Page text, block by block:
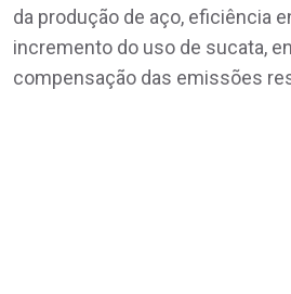
da produção de aço, eficiência
incremento do uso de sucata,
compensação das emissões